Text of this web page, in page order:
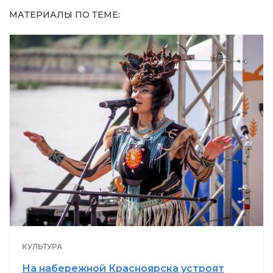
МАТЕРИАЛЫ ПО ТЕМЕ:
КУЛЬТУРА
На набережной Красноярска устроят